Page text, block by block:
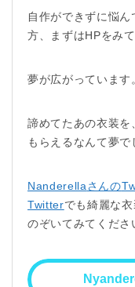
自作ができずに悩
方、まずはHPをみ
夢が広がっています
諦めてたあの衣装を
もらえるなんて夢で
Nanderella さんの
Twitterでも綺麗な
のぞいてみてくださ